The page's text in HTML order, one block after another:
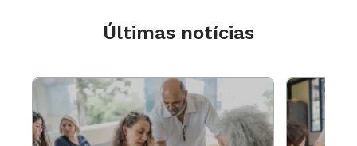
Últimas notícias